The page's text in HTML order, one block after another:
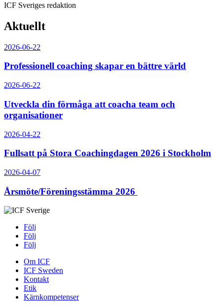
ICF Sveriges redaktion
Aktuellt
2026-06-22
Professionell coaching skapar en bättre värld
2026-06-22
Utveckla din förmåga att coacha team och
organisationer
2026-04-22
Fullsatt på Stora Coachingdagen 2026 i Stockholm
2026-04-07
Årsmöte/Föreningsstämma 2026
Följ
Följ
Följ
Om ICF
ICF Sweden
Kontakt
Etik
Kärnkompetenser